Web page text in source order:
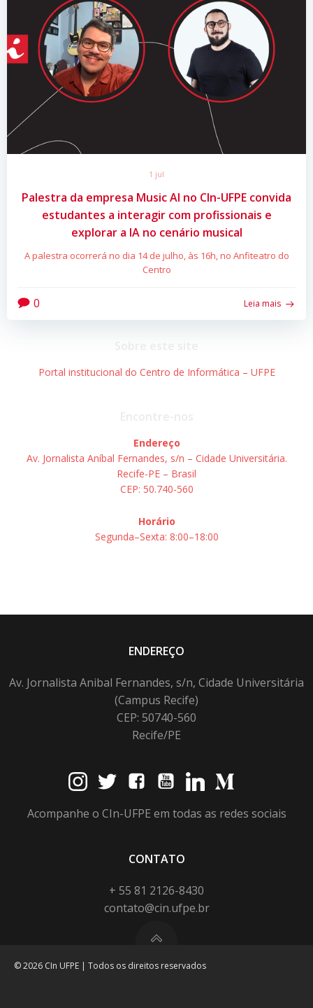
1 jul
Palestra da empresa Music AI no CIn-UFPE convida
estudantes a interagir com profissionais e
explorar a IA no cenário musical
A palestra ocorrerá no dia 14 de julho, às 16h, no Anfiteatro do
Centro
0 Leia mais
Portal institucional do Centro de Informática – UFPE
Endereço
Av. Jornalista Aníbal Fernandes, s/n – Cidade Universitária.
Recife-PE – Brasil
CEP: 50.740-560
Horário
Segunda–Sexta: 8:00–18:00
ENDEREÇO
Av. Jornalista Anibal Fernandes, s/n, Cidade Universitária
(Campus Recife)
CEP: 50740-560
Recife/PE
Acompanhe o CIn-UFPE em todas as redes sociais
CONTATO
+ 55 81 2126-8430
contato@cin.ufpe.br
© 2026 CIn UFPE | Todos os direitos reservados